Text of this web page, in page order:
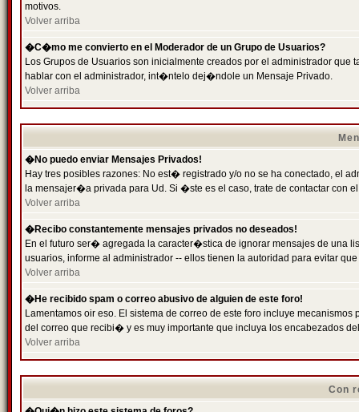
motivos.
Volver arriba
�C�mo me convierto en el Moderador de un Grupo de Usuarios?
Los Grupos de Usuarios son inicialmente creados por el administrador
hablar con el administrador, int�ntelo dej�ndole un Mensaje Privado.
Volver arriba
�No puedo enviar Mensajes Privados!
Hay tres posibles razones: No est� registrado y/o no se ha conectado, el
la mensajer�a privada para Ud. Si �ste es el caso, trate de contactar con
Volver arriba
�Recibo constantemente mensajes privados no deseados!
En el futuro ser� agregada la caracter�stica de ignorar mensajes de una
usuarios, informe al administrador -- ellos tienen la autoridad para evitar
Volver arriba
�He recibido spam o correo abusivo de alguien de este foro!
Lamentamos oir eso. El sistema de correo de este foro incluye
del correo que recibi� y es muy importante que incluya los encabezados
Volver arriba
Con